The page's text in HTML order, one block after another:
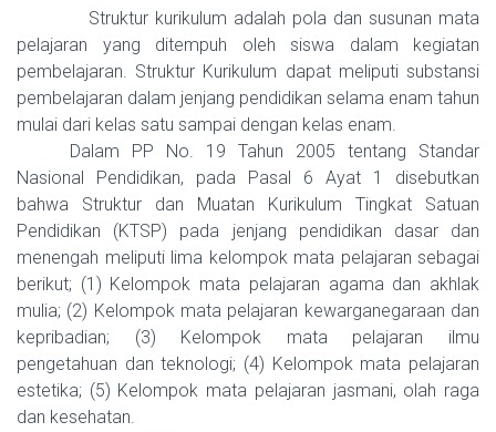
Struktur kurikulum adalah pola dan susunan mata
pelajaran yang ditempuh oleh siswa dalam kegiatan
pembelajaran. Struktur Kurikulum dapat meliputi substansi
pembelajaran dalam jenjang pendidikan selama enam tahun
mulai dari kelas satu sampai dengan kelas enam.
Dalam PP No. 19 Tahun 2005 tentang Standar
Nasional Pendidikan, pada Pasal 6 Ayat 1 disebutkan
bahwa Struktur dan Muatan Kurikulum Tingkat Satuan
Pendidikan (KTSP) pada jenjang pendidikan dasar dan
menengah meliputi lima kelompok mata pelajaran sebagai
berikut; (1) Kelompok mata pelajaran agama dan akhlak
mulia; (2) Kelompok mata pelajaran kewarganegaraan dan
kepribadian; (3) Kelompok mata pelajaran ilmu
pengetahuan dan teknologi; (4) Kelompok mata pelajaran
estetika; (5) Kelompok mata pelajaran jasmani, olah raga
dan kesehatan.